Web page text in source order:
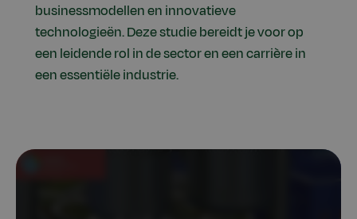
businessmodellen en innovatieve
technologieën. Deze studie bereidt je voor op
een leidende rol in de sector en een carrière in
een essentiële industrie.